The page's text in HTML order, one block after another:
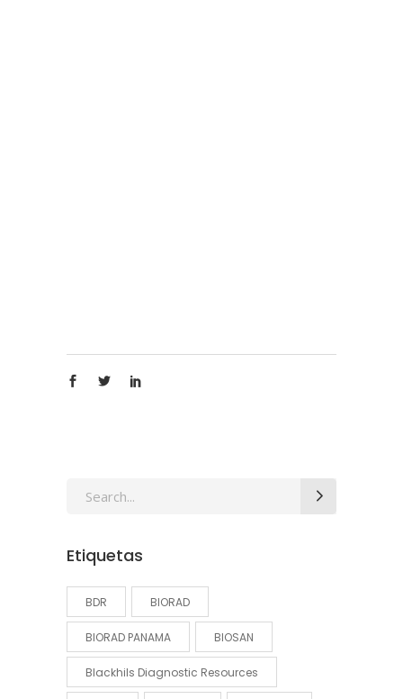
Search
Etiquetas
BDR BIORAD
BIORAD PANAMA BIOSAN
Blackhils Diagnostic Resources